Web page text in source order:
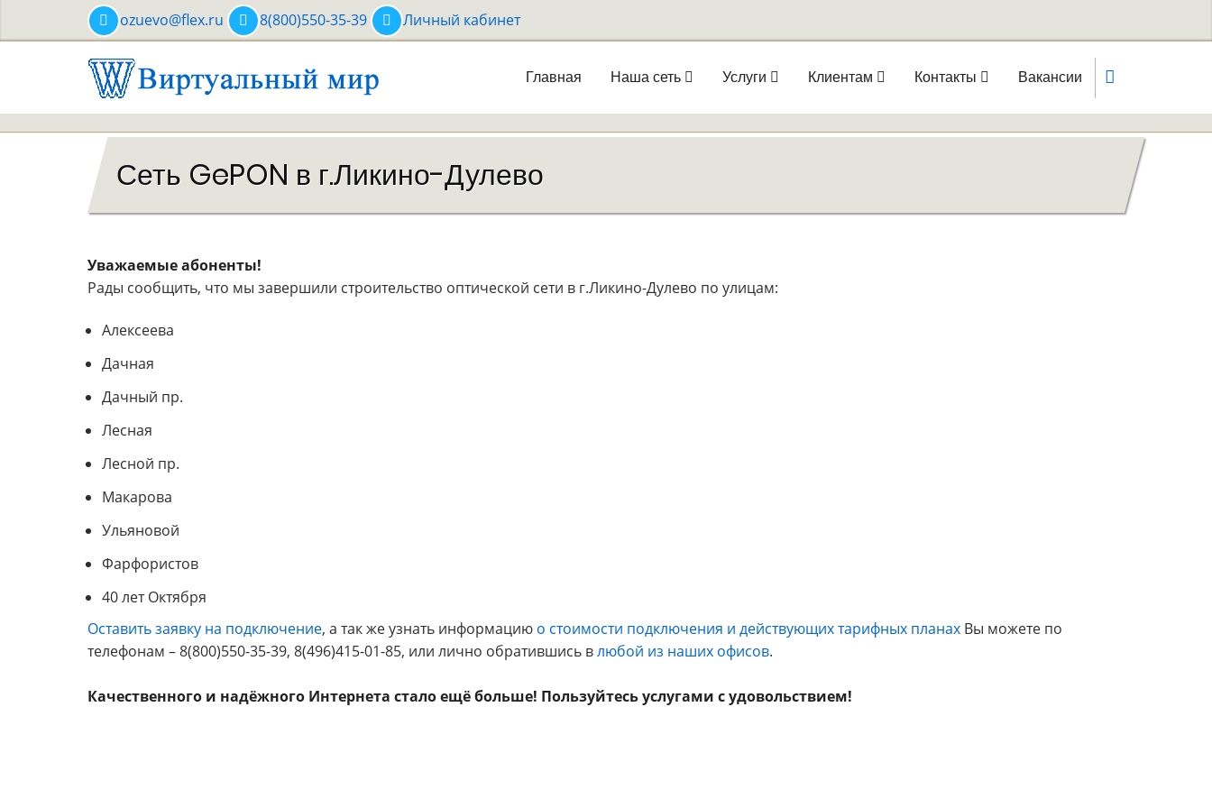
ozuevo@flex.ru 8(800)550-35-39 Личный кабинет
Main
navigation
Главная Наша сеть Услуги Клиентам Контакты Вакансии
Сеть GePON в г.Ликино-Дулево
Уважаемые абоненты!
Рады сообщить, что мы завершили строительство оптической сети в г.Ликино-Дулево по улицам:
Алексеева
Дачная
Дачный пр.
Лесная
Лесной пр.
Макарова
Ульяновой
Фарфористов
40 лет Октября
Оставить заявку на подключение, а так же узнать информацию о стоимости подключения и действующих тарифных планах Вы можете по
телефонам – 8(800)550-35-39, 8(496)415-01-85, или лично обратившись влюбой из наших офисов.
Качественного и надёжного Интернета стало ещё больше! Пользуйтесь услугами с удовольствием!